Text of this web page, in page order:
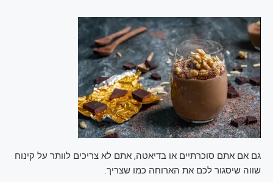
גם אם אתם סוכרתיים או בדיאטה, אתם לא צריכים לוותר על קינוח
שווה שיסגור לכם את הארוחה כמו שצריך.